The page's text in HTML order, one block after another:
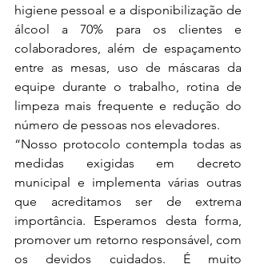
higiene pessoal e a disponibilização de
álcool a 70% para os clientes e
colaboradores, além de espaçamento
entre as mesas, uso de máscaras da
equipe durante o trabalho, rotina de
limpeza mais frequente e redução do
número de pessoas nos elevadores.
“Nosso protocolo contempla todas as
medidas exigidas em decreto
municipal e implementa várias outras
que acreditamos ser de extrema
importância. Esperamos desta forma,
promover um retorno responsável, com
os devidos cuidados. É muito